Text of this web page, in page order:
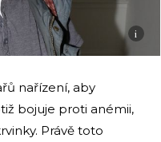
i
nařízení, aby
bojuje proti anémii,
Právě toto